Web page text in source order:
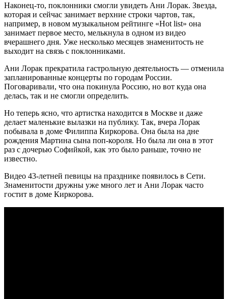
Наконец-то, поклонники смогли увидеть Ани Лорак. Звезда,
которая и сейчас занимает верхние строки чартов, так,
например, в новом музыкальном рейтинге «Hot list» она
занимает первое место, мелькнула в одном из видео
вчерашнего дня. Уже несколько месяцев знаменитость не
выходит на связь с поклонниками.
Ани Лорак прекратила гастрольную деятельность — отменила
запланированные концерты по городам России.
Поговаривали, что она покинула Россию, но вот куда она
делась, так и не смогли определить.
Но теперь ясно, что артистка находится в Москве и даже
делает маленькие вылазки на публику. Так, вчера Лорак
побывала в доме Филиппа Киркорова. Она была на дне
рождения Мартина сына поп-короля. Но была ли она в этот
раз с дочерью Софийкой, как это было раньше, точно не
известно.
Видео 43-летней певицы на празднике появилось в Сети.
Знаменитости дружны уже много лет и Ани Лорак часто
гостит в доме Киркорова.